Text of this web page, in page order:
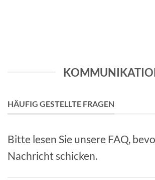
HÄUFIG GESTELLTE FRAGEN
Bitte lesen Sie unsere FAQ,
Nachricht schicken.